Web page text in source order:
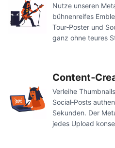
Nutze unseren
bühnenreifes
Tour‑Poster und
ganz ohne teures
Verleihe
Social‑Posts
Sekunden. Der
jedes Upload